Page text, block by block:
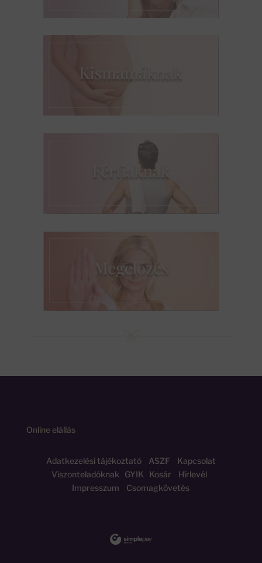
Online elállás
Adatkezelési tájékoztatóASZF
Kapcsolat
Viszonteladóknak
GYIK Kosár
Hírlevél
Impresszum
Csomagkövetés